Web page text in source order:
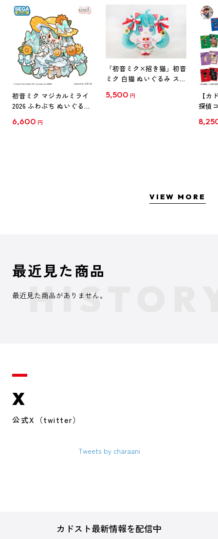
初音ミク マジカルミライ
2026 ふわぷち ぬいぐるみ
6,600 円
「初音ミク×招き猫」初音
ミク 白猫 ぬいぐるみ スタ
5,500 円
【カ
探偵
クリ
VIEW MORE
最近見た商品
最近見た商品がありません。
X
公式X（twitter）
Tweets by charaani
カドスト最新情報を配信中